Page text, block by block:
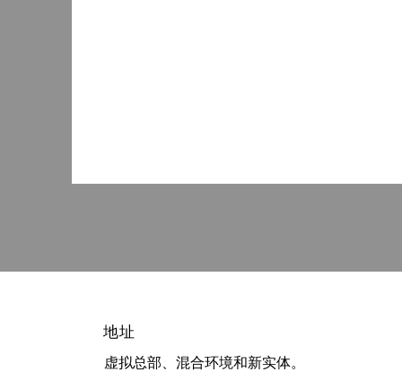
地址
虚拟总部、混合环境和新实体。